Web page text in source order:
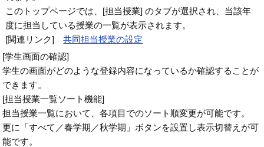
このトップページでは、[担当授業] のタブが選択され、当該年
度に担当している授業の一覧が表示されます。
[関連リンク]共同担当授業の設定
[学生画面の確認]
学生の画面がどのような登録内容になっているか確認することが
できます。
[担当授業一覧ソート機能]
担当授業一覧において、各項目でのソート順変更が可能です。
更に「すべて／春学期／秋学期」ボタンを設置し表示切替えが可
能です。